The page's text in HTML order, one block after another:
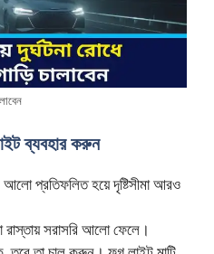
ব্যবহার করুন
আলো প্রতিফলিত হয়ে দৃষ্টিসীমা আরও
রাস্তায় সরাসরি আলো ফেলে।